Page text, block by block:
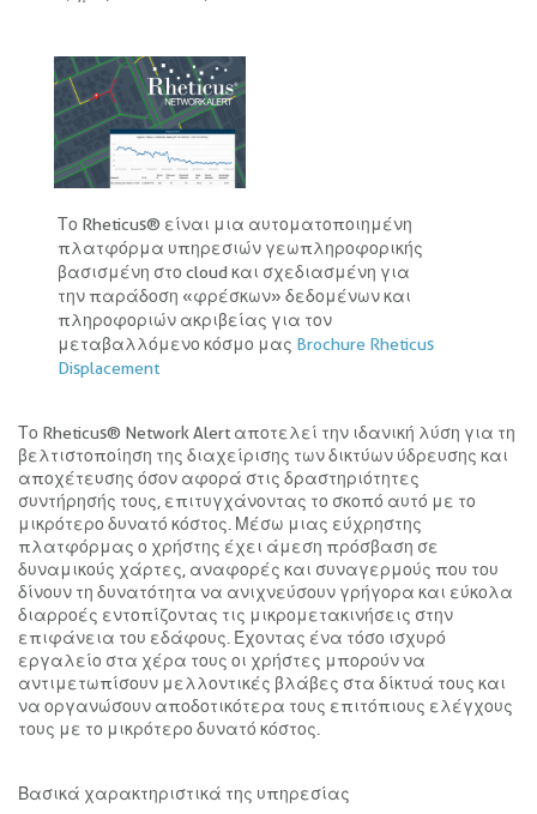
Το Rheticus® είναι μια αυτοματοποιημένη
πλατφόρμα υπηρεσιών γεωπληροφορικής
βασισμένη στο cloud και σχεδιασμένη για
την παράδοση «φρέσκων» δεδομένων και
πληροφοριών ακριβείας για τον
μεταβαλλόμενο κόσμο μας Brochure Rheticus
Displacement
Το Rheticus® Network Alert αποτελεί την ιδανική λύση για τη
βελτιστοποίηση της διαχείρισης των δικτύων ύδρευσης και
αποχέτευσης όσον αφορά στις δραστηριότητες
συντήρησής τους, επιτυγχάνοντας το σκοπό αυτό με το
μικρότερο δυνατό κόστος. Μέσω μιας εύχρηστης
πλατφόρμας ο χρήστης έχει άμεση πρόσβαση σε
δυναμικούς χάρτες, αναφορές και συναγερμούς που του
δίνουν τη δυνατότητα να ανιχνεύσουν γρήγορα και εύκολα
διαρροές εντοπίζοντας τις μικρομετακινήσεις στην
επιφάνεια του εδάφους. Έχοντας ένα τόσο ισχυρό
εργαλείο στα χέρα τους οι χρήστες μπορούν να
αντιμετωπίσουν μελλοντικές βλάβες στα δίκτυά τους και
να οργανώσουν αποδοτικότερα τους επιτόπιους ελέγχους
τους με το μικρότερο δυνατό κόστος.
Βασικά χαρακτηριστικά της υπηρεσίας